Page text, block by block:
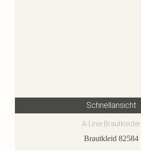
Schnellansicht
A-Linie Brautkleider
Brautkleid 82584